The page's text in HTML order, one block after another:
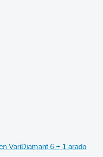
VariDiamant 6 + 1 arado